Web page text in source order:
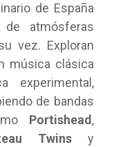
de España
atmósferas
vez. Exploran
música clásica
experimental,
de bandas
Portishead ,
Twinsy